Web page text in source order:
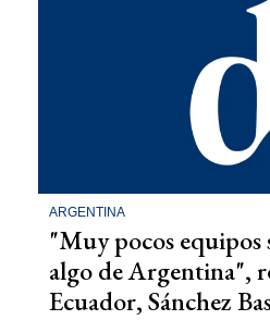
ARGENTINA
"Muy pocos equipos
algo de Argentina",
Ecuador, Sánchez